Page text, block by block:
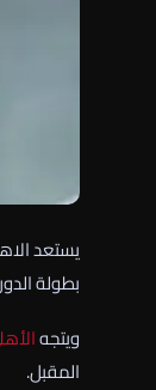
يستعد
بطولة
ويتجه
المقبل.